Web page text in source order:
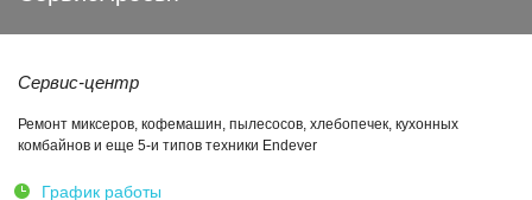
Сервис-центр
Ремонт миксеров, кофемашин, пылесосов, хлебопечек, кухонных
комбайнов и еще 5-и типов техники Endever
График работы